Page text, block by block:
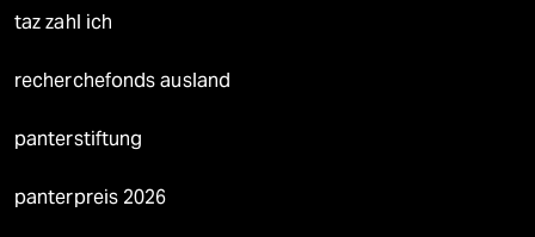
taz zahl ich
recherchefonds ausland
panterstiftung
panterpreis 2026